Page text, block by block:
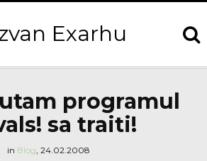
Exarhu
programul
sa traiti!
in Blog, 24.02.2008